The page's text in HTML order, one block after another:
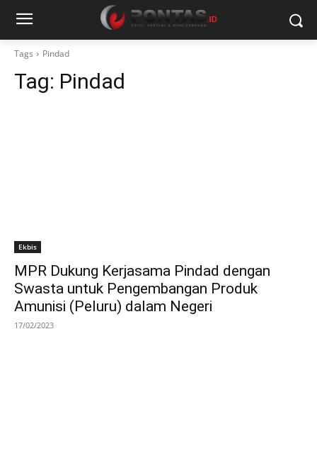
Tags Pindad
Tag: Pindad
Ekbis
MPR Dukung Kerjasama Pindad dengan
Swasta untuk Pengembangan Produk
Amunisi (Peluru) dalam Negeri
17/02/2023